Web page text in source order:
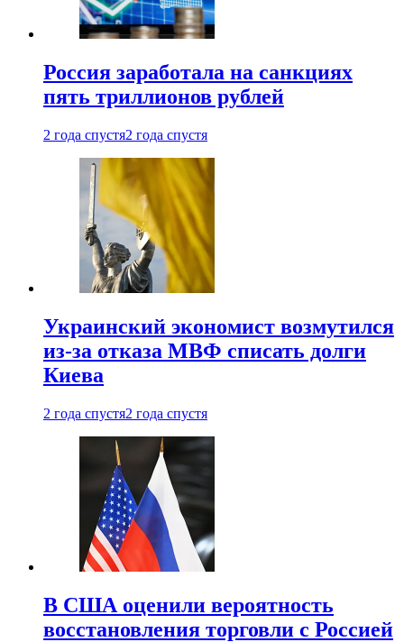
Россия заработала на санкциях
пять триллионов рублей
2 года спустя2 года спустя
Украинский экономист возмутился
из-за отказа МВФ списать долги
Киева
2 года спустя2 года спустя
В США оценили вероятность
восстановления торговли с Россией